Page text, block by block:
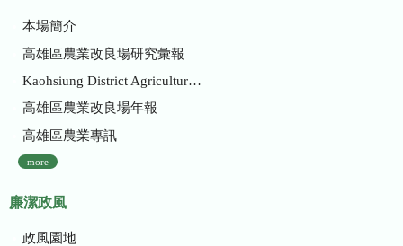
本場簡介
高雄區農業改良場研究彙報
Kaohsiung District Agricultural Research and Extension Station
高雄區農業改良場年報
高雄區農業專訊
more
廉潔政風
政風園地